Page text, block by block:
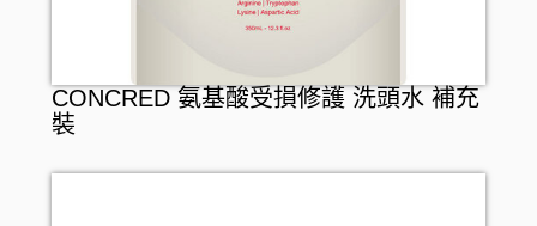
CONCRED 氨基酸受損修護 洗頭水 補充
裝